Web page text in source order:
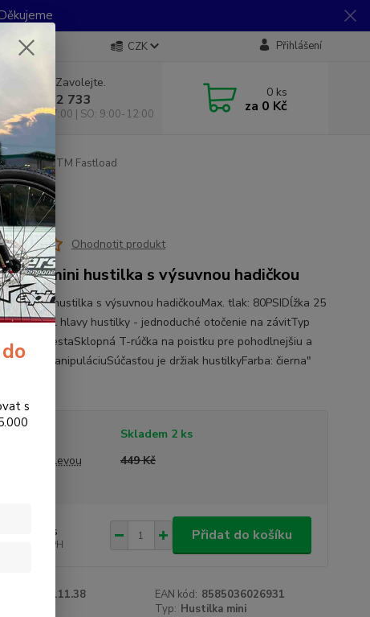
CZK Přihlášení
si rady? Zavolejte.
733 792 733
PÁ 10:00-17:00 | SO: 9:00-12:00
0 ks
za 0 Kč
mini CTM Fastload
Ohodnotit produkt
mini hustilka s výsuvnou hadičkou
mini hustilka s výsuvnou hadičkouMax. tlak: 80PSIDĺžka 25
ventil hlavy hustilky - jednoduché otočenie na závitTyp
auto/prestaSklopná T-rúčka na poistku pre pohodlnejšiu a
manipuláciuSúčasťou je držiak hustilkyFarba: čierna"
Skladem 2 ks
Cena před slevou
449 Kč
ks
bez DPH
Přidat do košíku
111.38 EAN kód: 8585036026931
Typ: Hustilka mini
s